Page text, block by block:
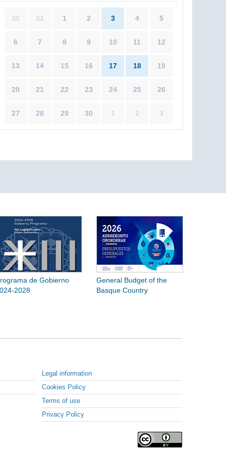
30 31 1 2 3 4 5
6 7 8 9 10 11 12
13 14 15 16 17 18 19
20 21 22 23 24 25 26
27 28 29 30 1 2 3
de Gobierno
2028
General Budget of the
Basque Country
Legal information
Cookies Policy
Terms of use
Privacy Policy